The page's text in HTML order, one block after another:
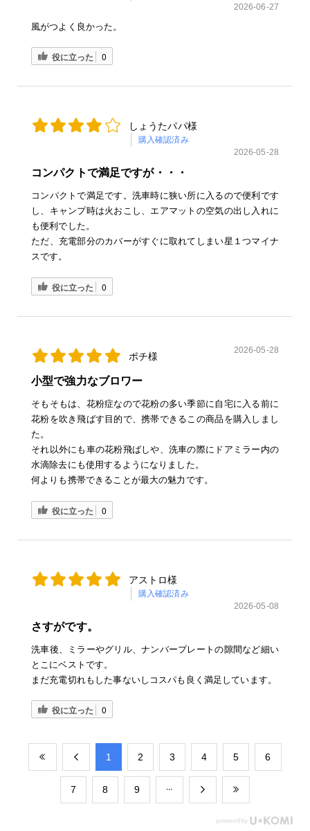
2026-06-27
風がつよく良かった。
役に立った 0
しょうたパパ様
購入確認済み
2026-05-28
コンパクトで満足ですが・・・
コンパクトで満足です。洗車時に狭い所に入るので便利です
し、キャンプ時は火おこし、エアマットの空気の出し入れに
も便利でした。
ただ、充電部分のカバーがすぐに取れてしまい星１つマイナ
スです。
役に立った 0
ポチ様
2026-05-28
小型で強力なブロワー
そもそもは、花粉症なので花粉の多い季節に自宅に入る前に
花粉を吹き飛ばす目的で、携帯できるこの商品を購入しまし
た。
それ以外にも車の花粉飛ばしや、洗車の際にドアミラー内の
水滴除去にも使用するようになりました。
何よりも携帯できることが最大の魅力です。
役に立った 0
アストロ様
購入確認済み
2026-05-08
さすがです。
洗車後、ミラーやグリル、ナンバープレートの隙間など細い
とこにベストです。
まだ充電切れもした事ないしコスパも良く満足しています。
役に立った 0
​1 ​2 ​3 ​4 ​5 ​6
​7 ​8 ​9